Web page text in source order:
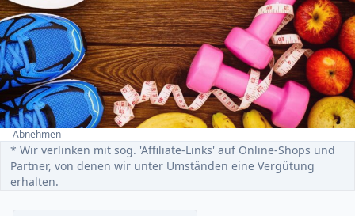
Home
Abnehmen
* Wir verlinken mit sog. 'Affiliate-Links' auf Online-Shops und
Partner, von denen wir unter Umständen eine Vergütung
erhalten.